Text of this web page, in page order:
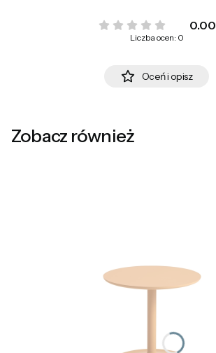
0.00
Liczba ocen: 0
Oceń i opisz
Zobacz również